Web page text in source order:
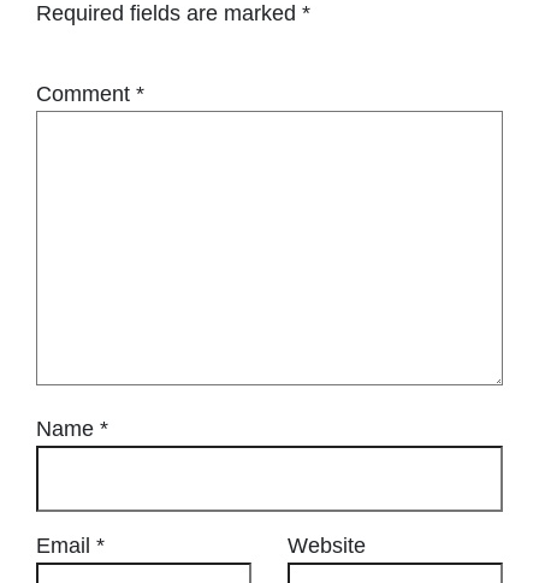
Required fields are marked *
Comment *
Name *
Email * Website